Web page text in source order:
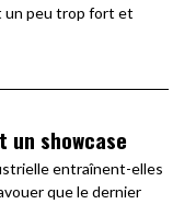
un peu trop fort et
un showcase
entraînent-elles
que le dernier